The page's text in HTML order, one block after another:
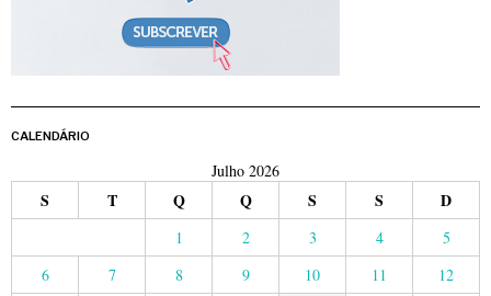
CALENDÁRIO
Julho 2026
S T Q Q S S D
1 2 3 4
5
6
7 8 9 10 11
12